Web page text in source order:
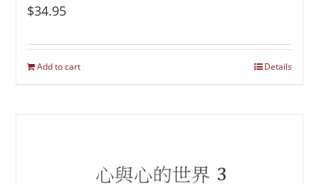
$34.95
Add to cart Details